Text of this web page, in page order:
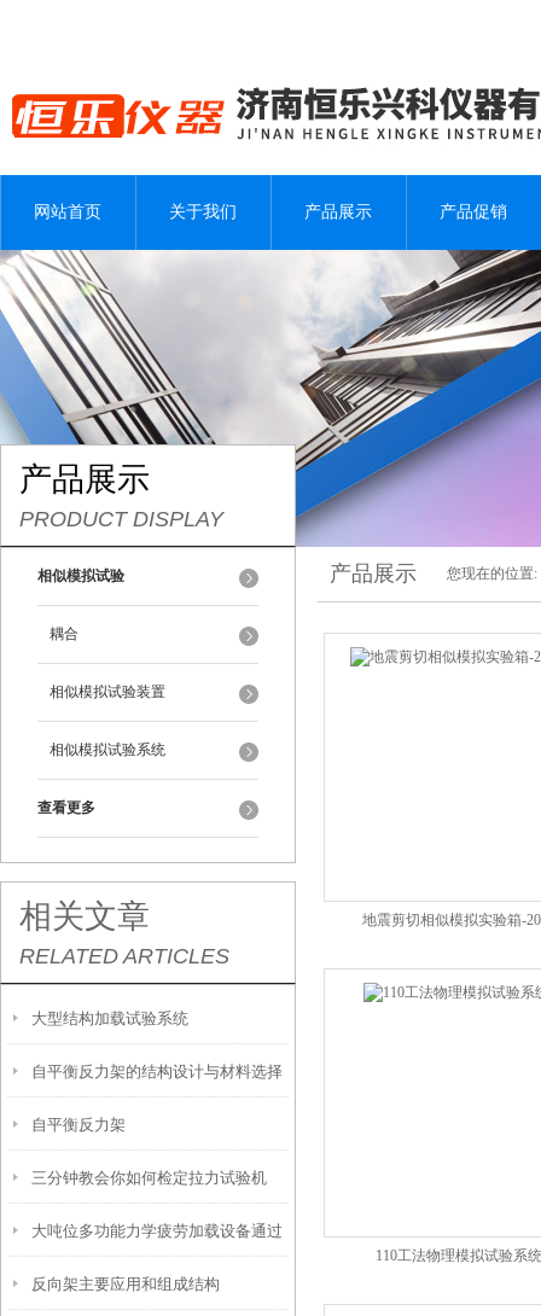
网站首页 关于我们 产品展示 产品促销
产品展示
PRODUCT DISPLAY
相似模拟试验
耦合
相似模拟试验装置
相似模拟试验系统
查看更多
相关文章
RELATED ARTICLES
大型结构加载试验系统
自平衡反力架的结构设计与材料选择
说明
自平衡反力架
三分钟教会你如何检定拉力试验机
大吨位多功能力学疲劳加载设备通过
用户验收
反向架主要应用和组成结构
产品展示 您现在的位置:
地震剪切相似模拟实验箱-
110工法物理模拟试验系统